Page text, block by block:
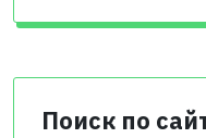
Поиск по